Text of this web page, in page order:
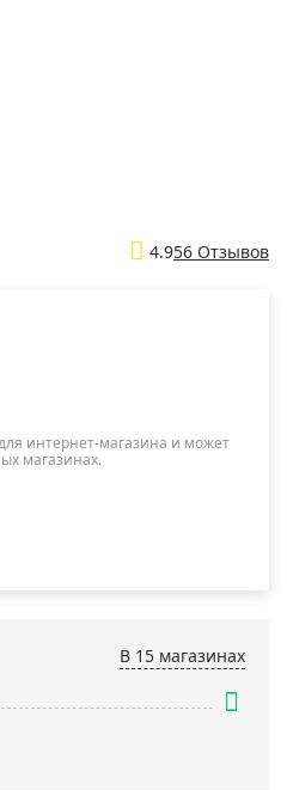
4.956 Отзывов
интернет-магазина и может
магазинах.
В 15 магазинах